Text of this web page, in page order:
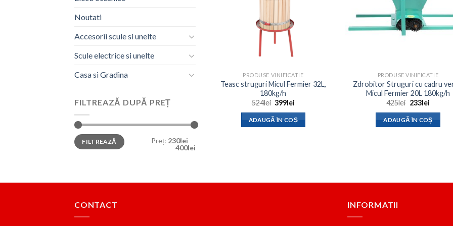
Noutati
Accesorii scule si unelte
Scule electrice si unelte
Casa si Gradina
FILTREAZĂ DUPĂ PREȚ
Preț
minim
Preț
maxim
FILTREAZĂ Preț: 230lei —
400lei
PRODUSE VINIFICATIE
Teasc struguri Micul Fermier 32L,
180kg/h
524lei Prețul
a
fost:
399leiPrețul
este:
399lei.
ADAUGĂ ÎN COȘ
PRODUSE VINIFICATIE
Zdrobitor Struguri cu cadru
Micul Fermier 20L 180kg/h
425lei Prețul
a
fost:
233leiPrețul
este:
233lei.
ADAUGĂ ÎN COȘ
CONTACT INFORMATII